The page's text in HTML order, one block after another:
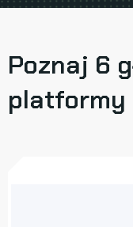
Poznaj 6
platformy